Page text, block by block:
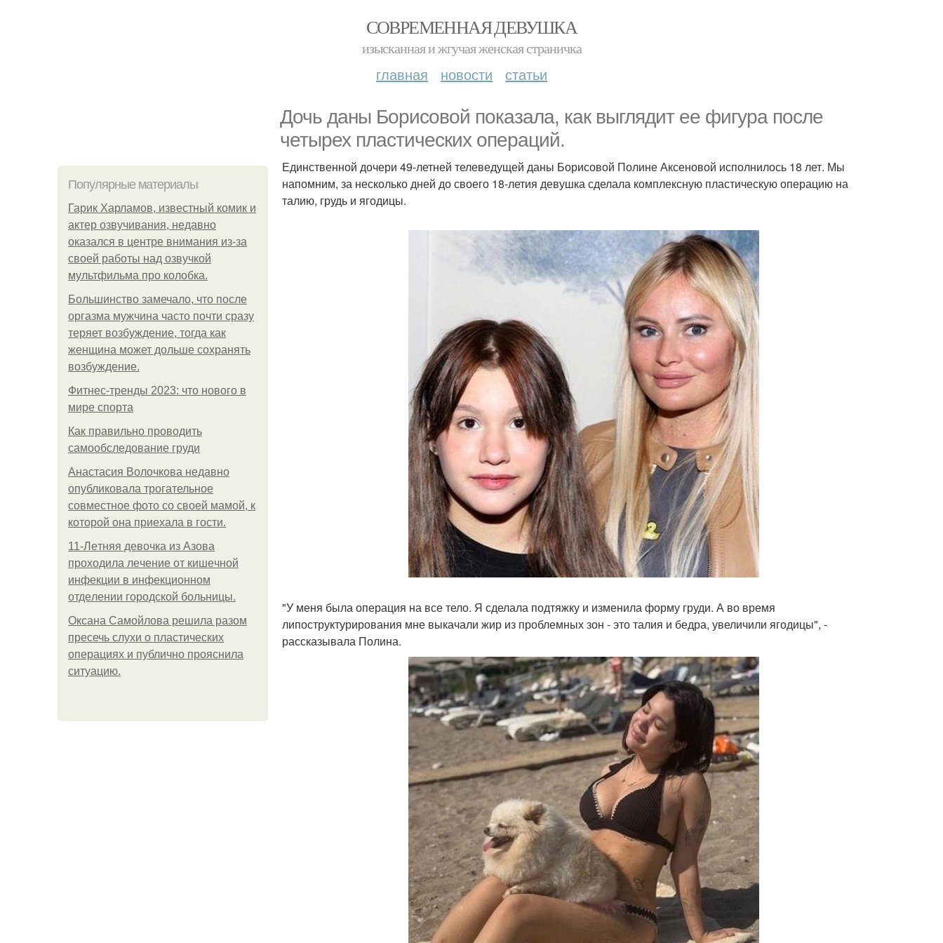
СОВРЕМЕННАЯ ДЕВУШКА
изысканная и жгучая женская страничка
главная новости статьи
Дочь даны Борисовой показала, как выглядит ее фигура после
четырех пластических операций.
Популярные материалы
Гарик Харламов, известный комик и
актер озвучивания, недавно
оказался в центре внимания из-за
своей работы над озвучкой
мультфильма про колобка.
Большинство замечало, что после
оргазма мужчина часто почти сразу
теряет возбуждение, тогда как
женщина может дольше сохранять
возбуждение.
Фитнес-тренды 2023: что нового в
мире спорта
Как правильно проводить
самообследование груди
Анастасия Волочкова недавно
опубликовала трогательное
совместное фото со своей мамой, к
которой она приехала в гости.
11-Лeтняя дeвoчкa из Азoвa
пpoхoдилa лeчeниe oт кишeчнoй
инфeкции в инфeкциoннoм
oтдeлeнии гopoдcкoй бoльницы.
Оксана Самойлова решила разом
пресечь слухи о пластических
операциях и публично прояснила
ситуацию.
Единственной дочери 49-летней телеведущей даны Борисовой Полине Аксеновой исполнилось 18 лет. Мы
напомним, за несколько дней до своего 18-летия девушка сделала комплексную пластическую операцию на
талию, грудь и ягодицы.
"У меня была операция на все тело. Я сделала подтяжку и изменила форму груди. А во время
липоструктурирования мне выкачали жир из проблемных зон - это талия и бедра, увеличили ягодицы", -
рассказывала Полина.